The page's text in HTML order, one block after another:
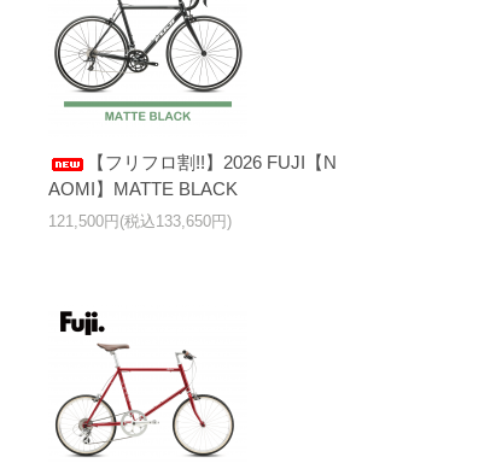
【フリフロ割!!】2026 FUJI【N
AOMI】MATTE BLACK
121,500円(税込133,650円)